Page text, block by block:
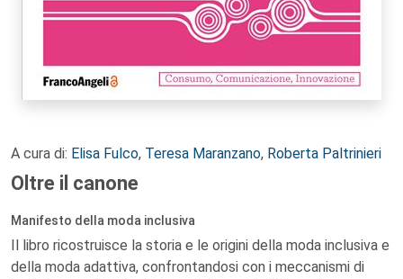
A cura di: Elisa Fulco, Teresa Maranzano, Roberta Paltrinieri
Oltre il canone
Manifesto della moda inclusiva
Il libro ricostruisce la storia e le origini della moda inclusiva e
della moda adattiva, confrontandosi con i meccanismi di